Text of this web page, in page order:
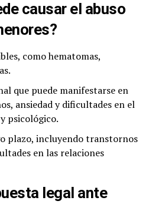
causar el abuso
como hematomas,
que puede manifestarse en
ansiedad y dificultades en el
psicológico.
plazo, incluyendo transtornos
en las relaciones
legal ante